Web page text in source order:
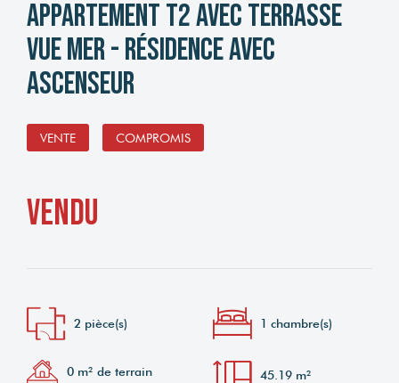
Appartement T2 avec terrasse
vue mer - Résidence avec
ascenseur
VENTE COMPROMIS
vendu
2 pièce(s) 1 chambre(s)
0 m² de terrain 45.19 m²